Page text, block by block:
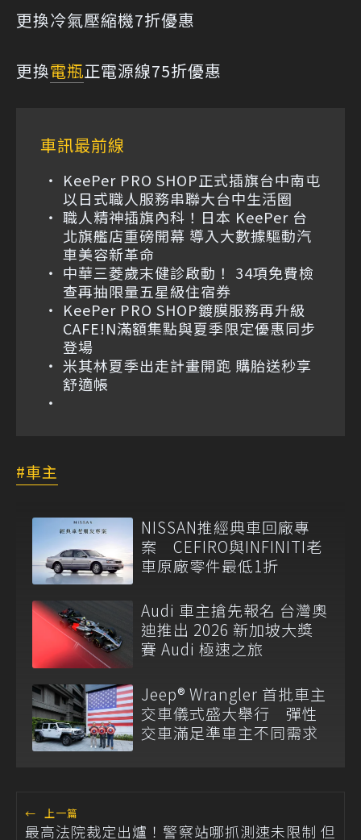
更換冷氣壓縮機7折優惠
更換電瓶正電源線75折優惠
車訊最前線
KeePer PRO SHOP正式插旗台中南屯
以日式職人服務串聯大台中生活圈
職人精神插旗內科！日本 KeePer 台
北旗艦店重磅開幕 導入大數據驅動汽
車美容新革命
中華三菱歲末健診啟動！ 34項免費檢
查再抽限量五星級住宿券
KeePer PRO SHOP鍍膜服務再升級
CAFE!N滿額集點與夏季限定優惠同步
登場
米其林夏季出走計畫開跑 購胎送秒享
舒適帳
車主
NISSAN推經典車回廠專
案 CEFIRO與INFINITI老
車原廠零件最低1折
Audi 車主搶先報名 台灣奧
迪推出 2026 新加坡大獎
賽 Audi 極速之旅
Jeep® Wrangler 首批車主
交車儀式盛大舉行 彈性
交車滿足準車主不同需求
← 上一篇
最高法院裁定出爐！警察站哪抓測速未限制 但